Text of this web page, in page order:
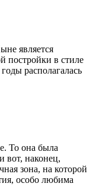
является
постройки в стиле
располагалась
То она была
вот, наконец,
зона, на которой
особо любима